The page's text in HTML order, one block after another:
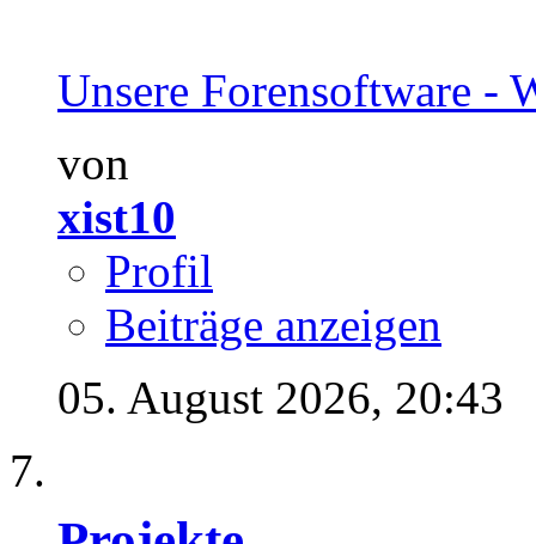
Unsere Forensoftware -
von
xist10
Profil
Beiträge anzeigen
05. August 2026, 20:43